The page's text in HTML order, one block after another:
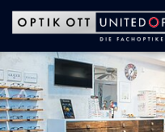
Zum Hauptinhalt springen
Zum Footer springen